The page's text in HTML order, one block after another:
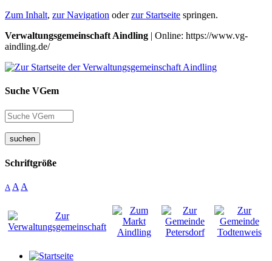
Zum Inhalt, zur Navigation oderzur Startseite springen.
Verwaltungsgemeinschaft Aindling | Online: https://www.vg-
aindling.de/
Suche VGem
suchen
Schriftgröße
A A A